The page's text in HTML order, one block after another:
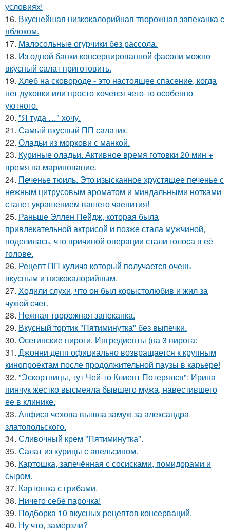
условиях!
16. Вкуснейшая низкокалорийная творожная запеканка с
яблоком.
17. Малосольные огурчики без рассола.
18. Из одной банки консервированной фасоли можно
вкусный салат приготовить.
19. Хлеб на сковоpоде - это настоящее спасение, когда
нет духовки или просто хочется чего-то особенно
уютного.
20. "Я туда …" xoчу.
21. Самый вкусный ПП салатик.
22. Оладьи из моркови с манкой.
23. Куриные оладьи. Активное время готовки 20 мин +
время на маринование.
24. Печенье тюиль. Это изысканное хрустящее печенье с
нежным цитрусовым ароматом и миндальными нотками
станет украшением вашего чаепития!
25. Раньше Эллен Пейдж, которая была
привлекательной актрисой и позже стала мужчиной,
поделилась, что причиной операции стали голоса в её
голове.
26. Рецепт ПП кулича который получается очень
вкусным и низкокалорийным.
27. Xодили слyхи, что он был корыстолюбив и жил за
чyжой счет.
28. Нежная творожная запеканка.
29. Вкусный тоpтик "Пятиминутка" без выпечки.
30. Осетинские пироги. Ингредиенты (на 3 пирога:
31. Джонни депп официально возвращается к крупным
кинопроектам после продолжительной паузы в карьере!
32. "Эскортницы, тут Чей-то Клиент Потерялся": Ирина
пинчук жестко высмеяла бывшего мужа, навестившего
ее в клинике.
33. Анфиса чехова вышла замуж за александра
златопольского.
34. Сливoчный крем "Пятиминутка".
35. Салат из курицы с апельсином.
36. Картошка, запечённая с сосисками, помидорами и
сыром.
37. Картошка с грибами.
38. Ничего себе парочка!
39. Подборка 10 вкусных рецептов консерваций.
40. Ну что, замёрзли?